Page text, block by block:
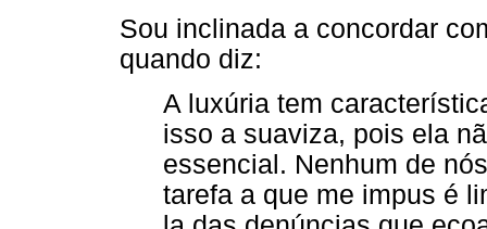
Sou inclinada a concordar
quando diz:
A luxúria tem
isso a suaviza, pois ela
essencial. Nenhum de
tarefa a que me impus é